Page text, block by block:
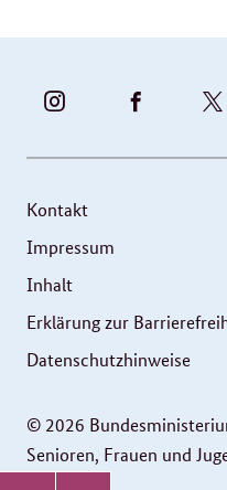
INSTAGRAM
VIDEOS
|
© 2026
Senioren, Frauen und
Kontakt
Impressum
Inhalt
Erklärung zur
Datenschutzhinweise